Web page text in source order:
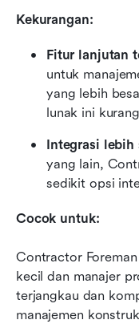
Kekurangan:
Fitur lanjutan
untuk
yang lebih
lunak ini
Integrasi lebih
yang lain,
sedikit opsi
Cocok untuk:
Contractor
kecil dan manajer
terjangkau dan
manajemen